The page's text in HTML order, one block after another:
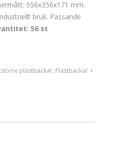
556x356x171 mm.
bruk. Passande
56 st
större plastbackar, Plastbackar